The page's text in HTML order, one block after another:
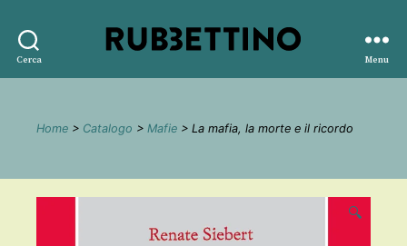
Cerca
editore
Menu
Home > Catalogo > Mafie > La mafia, la morte e il ricordo
🔍